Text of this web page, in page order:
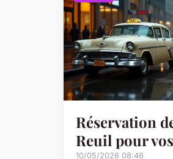
Réservation
Reuil pour
10/05/2026 08:46